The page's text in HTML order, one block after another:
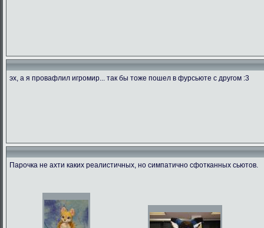
эх, а я провафлил игромир... так бы тоже пошел в фурсьюте с другом :3
Парочка не ахти каких реалистичных, но симпатично сфотканных сьютов.